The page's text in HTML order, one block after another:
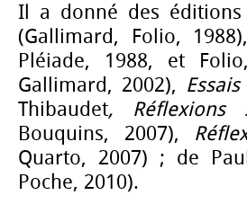
Il a donné des éditions
(Gallimard, Folio,
Pléiade, 1988, et
Gallimard, 2002), Essais
Thibaudet,
Bouquins, 2007),
Quarto, 2007) ; de
Poche, 2010).